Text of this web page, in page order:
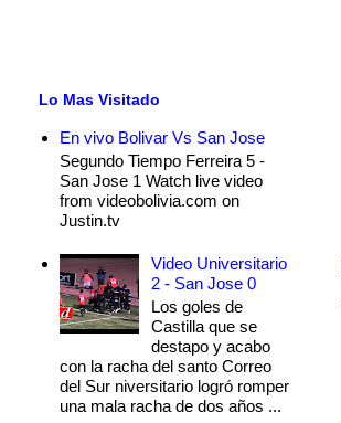
Lo Mas Visitado
En vivo Bolivar Vs San Jose
Segundo Tiempo Ferreira 5 -
San Jose 1 Watch live video
from videobolivia.com on
Justin.tv
Video Universitario
2 - San Jose 0
Los goles de
Castilla que se
destapo y acabo
con la racha del santo Correo
del Sur niversitario logró romper
una mala racha de dos años ...